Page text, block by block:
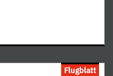
Flugblatt